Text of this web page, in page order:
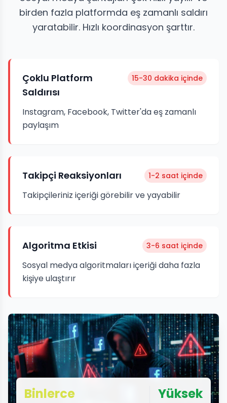
birden fazla platformda eş zamanlı saldırı
yaratabilir. Hızlı koordinasyon şarttır.
Çoklu Platform
Saldırısı
15-30 dakika içinde
Instagram, Facebook, Twitter'da eş zamanlı
paylaşım
Takipçi Reaksiyonları 1-2 saat içinde
Takipçileriniz içeriği görebilir ve yayabilir
Algoritma Etkisi 3-6 saat içinde
Sosyal medya algoritmaları içeriği daha fazla
kişiye ulaştırır
Binlerce Yüksek